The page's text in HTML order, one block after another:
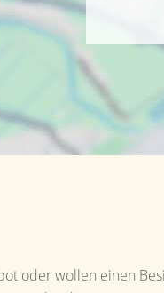
oder wollen einen